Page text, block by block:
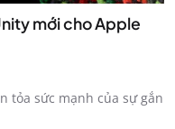
mới cho Apple
tỏa sức mạnh của sự gắn